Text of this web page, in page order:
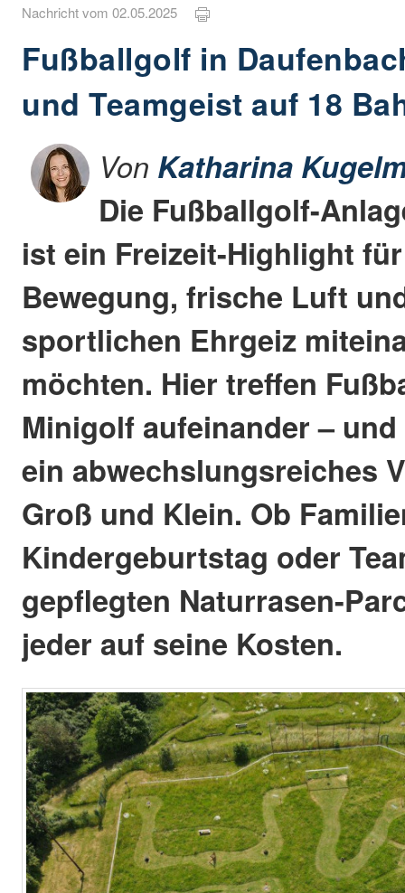
Nachricht vom 02.05.2025
Fußballgolf in
und Teamgeist auf 18
Von Katharina
Die Fußballgolf-
ist ein Freizeit-Highlight
Bewegung, frische Luft
sportlichen Ehrgeiz
möchten. Hier treffen
Minigolf aufeinander –
ein abwechslungsreiches
Groß und Klein. Ob
Kindergeburtstag oder
gepflegten Naturrasen-
jeder auf seine Kosten.